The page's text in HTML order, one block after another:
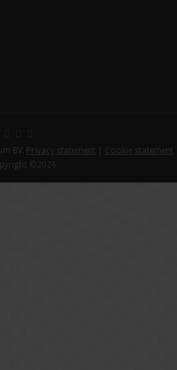
BV. Privacy statement
Cookie statement
©2026